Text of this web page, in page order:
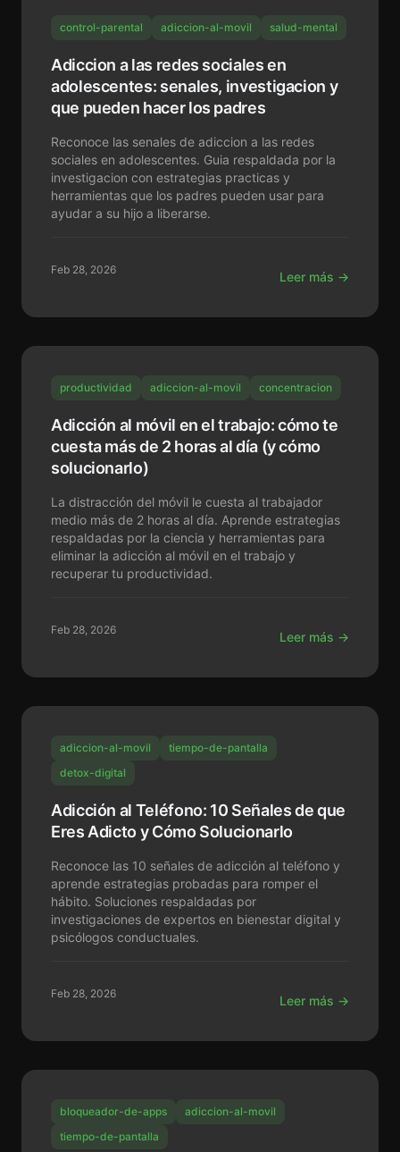
control-parental adiccion-al-movil salud-mental
Adiccion a las redes sociales en
adolescentes: senales, investigacion y
que pueden hacer los padres
Reconoce las senales de adiccion a las redes
sociales en adolescentes. Guia respaldada por la
investigacion con estrategias practicas y
herramientas que los padres pueden usar para
ayudar a su hijo a liberarse.
Feb 28, 2026 Leer más →
productividad adiccion-al-movil concentracion
Adicción al móvil en el trabajo: cómo te
cuesta más de 2 horas al día (y cómo
solucionarlo)
La distracción del móvil le cuesta al trabajador
medio más de 2 horas al día. Aprende estrategias
respaldadas por la ciencia y herramientas para
eliminar la adicción al móvil en el trabajo y
recuperar tu productividad.
Feb 28, 2026 Leer más →
adiccion-al-movil
tiempo-de-pantalla
detox-digital
Adicción al Teléfono: 10 Señales de que
Eres Adicto y Cómo Solucionarlo
Reconoce las 10 señales de adicción al teléfono y
aprende estrategias probadas para romper el
hábito. Soluciones respaldadas por
investigaciones de expertos en bienestar digital y
psicólogos conductuales.
Feb 28, 2026 Leer más →
bloqueador-de-apps
adiccion-al-movil
tiempo-de-pantalla